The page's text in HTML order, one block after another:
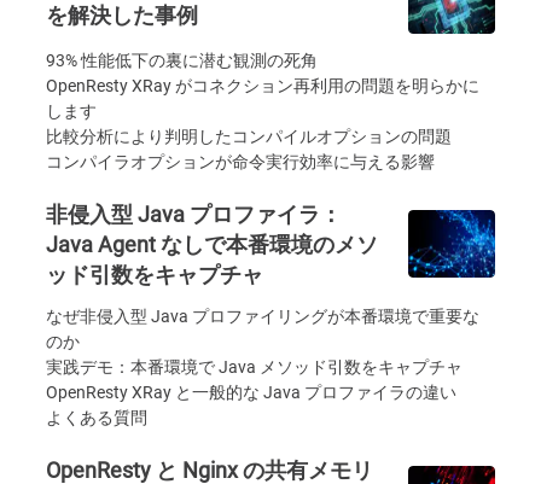
を解決した事例
93% 性能低下の裏に潜む観測の死角
OpenResty XRay がコネクション再利用の問題を明らかに
します
比較分析により判明したコンパイルオプションの問題
コンパイラオプションが命令実行効率に与える影響
非侵入型 Java プロファイラ：
Java Agent なしで本番環境のメソ
ッド引数をキャプチャ
なぜ非侵入型 Java プロファイリングが本番環境で重要な
のか
実践デモ：本番環境で Java メソッド引数をキャプチャ
OpenResty XRay と一般的な Java プロファイラの違い
よくある質問
OpenResty と Nginx の共有メモリ